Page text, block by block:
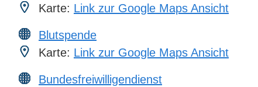
Karte: Link zur Google Maps Ansicht
Blutspende
Karte: Link zur Google Maps Ansicht
Bundesfreiwilligendienst